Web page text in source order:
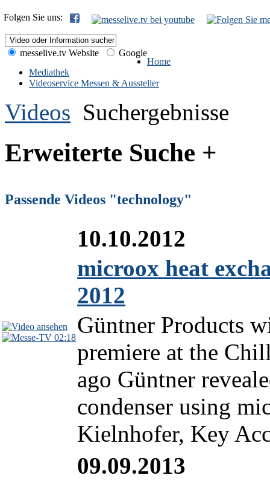
Folgen Sie uns:
messelive.tv Website
Google
Home
Mediathek
Videoservice Messen & Aussteller
Videos Suchergebnisse
Erweiterte Suche +
Passende Videos "technology"
02:18
10.10.2012
microox heat
2012
Güntner Products
premiere at the
ago Güntner
condenser using
Kielnhofer, Key
09.09.2013